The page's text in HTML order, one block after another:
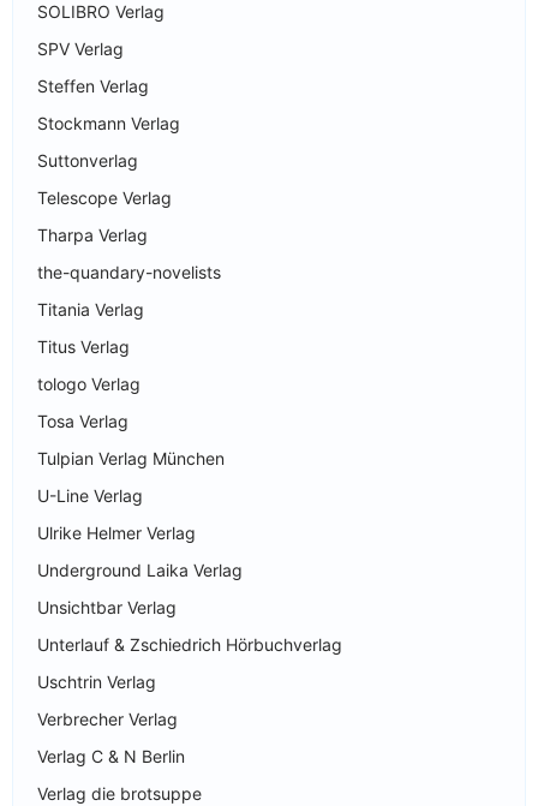
SOLIBRO Verlag
SPV Verlag
Steffen Verlag
Stockmann Verlag
Suttonverlag
Telescope Verlag
Tharpa Verlag
the-quandary-novelists
Titania Verlag
Titus Verlag
tologo Verlag
Tosa Verlag
Tulpian Verlag München
U-Line Verlag
Ulrike Helmer Verlag
Underground Laika Verlag
Unsichtbar Verlag
Unterlauf & Zschiedrich Hörbuchverlag
Uschtrin Verlag
Verbrecher Verlag
Verlag C & N Berlin
Verlag die brotsuppe